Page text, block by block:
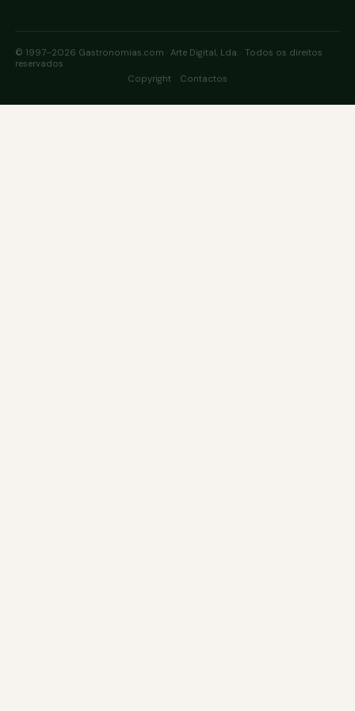
© 1997–2026 Gastronomias.com · Arte Digital, Lda. · Todos os direitos
reservados
Copyright
Contactos